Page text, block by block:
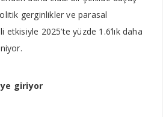
gerginlikler ve parasal
2025’te yüzde 1.6’lık daha
giriyor